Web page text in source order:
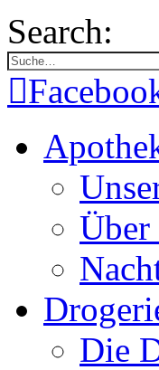
Search:
Über
Die